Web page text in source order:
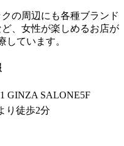
の周辺にも各種ブランド
、女性が楽しめるお店が
しています。
GINZA SALONE5F
り徒歩2分